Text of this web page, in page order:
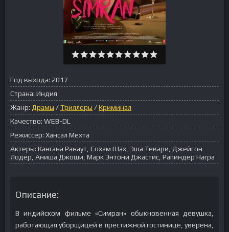
Год выхода: 2017
Страна: Индия
Жанр: Драмы /Триллеры /Криминал
Качество: WEB-DL
Режиссер: Хансал Мехта
Актеры: Кангана Ранаут, Сохам Шах, Эша Тевари, Джейсон
Лодер, Аниша Джоши, Марк Энтони Джастис, Рапиндер Награ
Описание:
В индийском фильме «Симран» обыкновенная девушка,
работающая уборщицей в престижной гостинице, уверена,